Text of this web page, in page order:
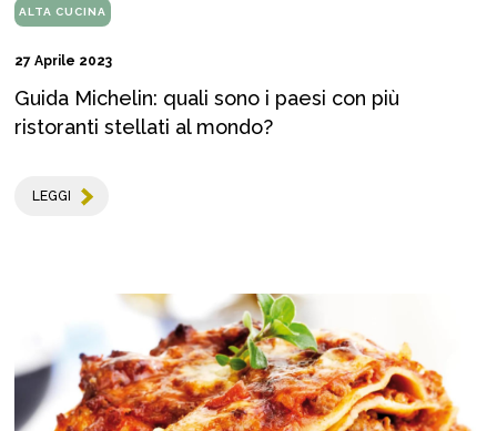
ALTA CUCINA
27 Aprile 2023
Guida Michelin: quali sono i paesi con più
ristoranti stellati al mondo?
LEGGI